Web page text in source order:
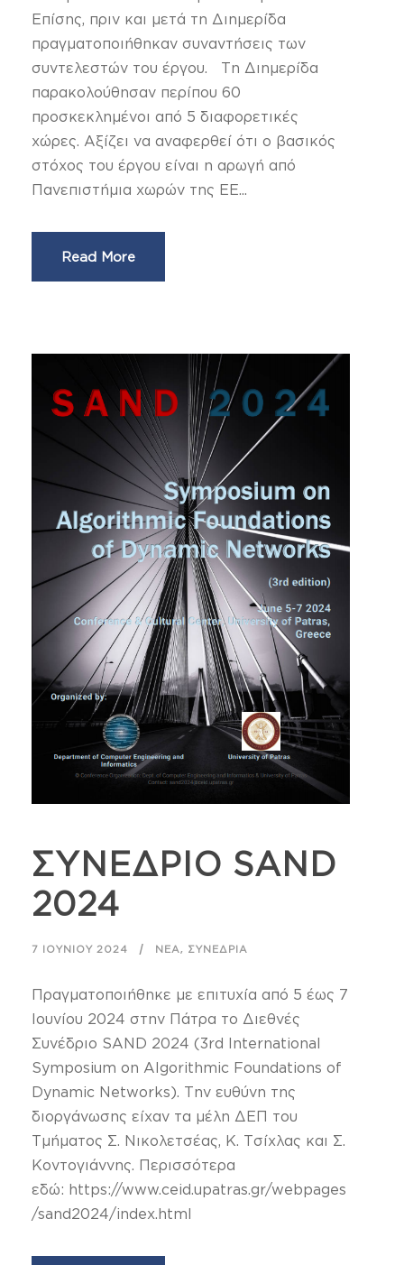
Επίσης, πριν και μετά τη Διημερίδα
πραγματοποιήθηκαν συναντήσεις των
συντελεστών του έργου. Τη Διημερίδα
παρακολούθησαν περίπου 60
προσκεκλημένοι από 5 διαφορετικές
χώρες. Αξίζει να αναφερθεί ότι ο βασικός
στόχος του έργου είναι η αρωγή από
Πανεπιστήμια χωρών της ΕΕ...
Read More
ΣΥΝΕΔΡΙΟ SAND
2024
7 ΙΟΥΝΊΟΥ 2024 ΝΈΑ, ΣΥΝΈΔΡΙΑ
Πραγματοποιήθηκε με επιτυχία από 5 έως 7
Ιουνίου 2024 στην Πάτρα το Διεθνές
Συνέδριο SAND 2024 (3rd International
Symposium on Algorithmic Foundations of
Dynamic Networks). Την ευθύνη της
διοργάνωσης είχαν τα μέλη ΔΕΠ του
Τμήματος Σ. Νικολετσέας, Κ. Τσίχλας και Σ.
Κοντογιάννης. Περισσότερα
εδώ: https://www.ceid.upatras.gr/webpages
/sand2024/index.html